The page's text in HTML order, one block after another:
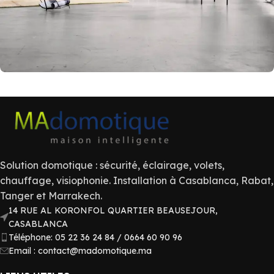
Solution domotique : sécurité, éclairage, volets,
chauffage, visiophonie. Installation à Casablanca, Rabat,
Tanger et Marrakech.
14 RUE AL KORONFOL QUARTIER BEAUSEJOUR,
CASABLANCA
Téléphone: 05 22 36 24 84 / 0664 60 90 96
Email : contact@madomotique.ma